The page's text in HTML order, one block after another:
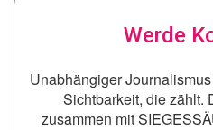
Werde
Unabhängiger
Sichtbarkeit, die zählt.
zusammen mit